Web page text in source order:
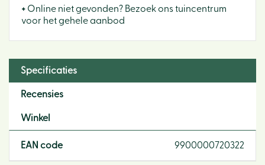
+ Online niet gevonden? Bezoek ons tuincentrum
voor het gehele aanbod
Specificaties
Recensies
Winkel
EAN code 9900000720322